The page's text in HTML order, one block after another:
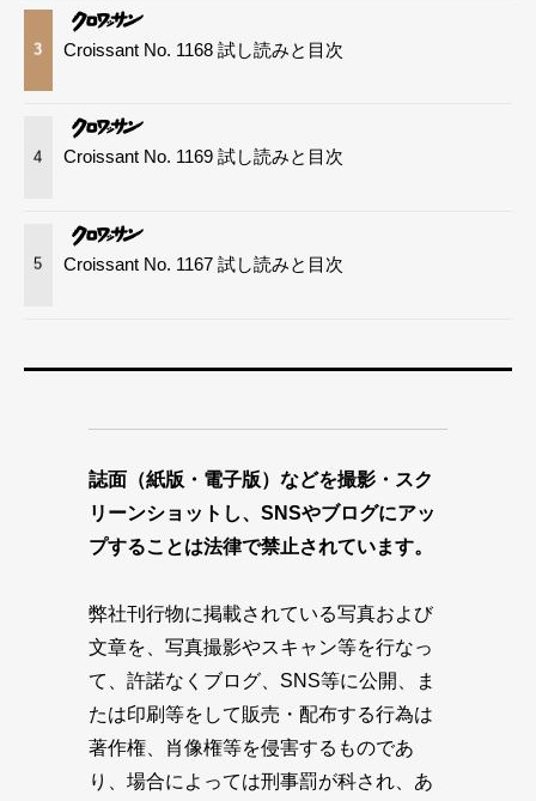
3 Croissant No. 1168 試し読みと目次
4 Croissant No. 1169 試し読みと目次
5 Croissant No. 1167 試し読みと目次
誌面（紙版・電子版）などを撮影・スク
リーンショットし、SNSやブログにアッ
プすることは法律で禁止されています。
弊社刊行物に掲載されている写真および
文章を、写真撮影やスキャン等を行なっ
て、許諾なくブログ、SNS等に公開、ま
たは印刷等をして販売・配布する行為は
著作権、肖像権等を侵害するものであ
り、場合によっては刑事罰が科され、あ